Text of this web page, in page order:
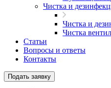
Чистка и
Чистка и
Чистка
Статьи
Вопросы и ответы
Контакты
Подать заявку